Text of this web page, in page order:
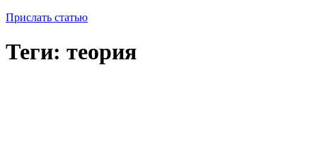
Прислать статью
Теги: теория